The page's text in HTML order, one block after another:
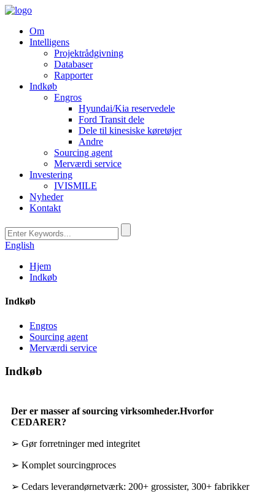
Om
Intelligens
Projektrådgivning
Databaser
Rapporter
Indkøb
Engros
Hyundai/Kia reservedele
Ford Transit dele
Dele til kinesiske køretøjer
Andre
Sourcing agent
Merværdi service
Investering
IVISMILE
Nyheder
Kontakt
English
Hjem
Indkøb
Indkøb
Engros
Sourcing agent
Merværdi service
Indkøb
Der er masser af sourcing virksomheder.Hvorfor
CEDARER?
➢ Gør forretninger med integritet
➢ Komplet sourcingproces
➢ Cedars leverandørnetværk: 200+ grossister, 300+ fabrikker